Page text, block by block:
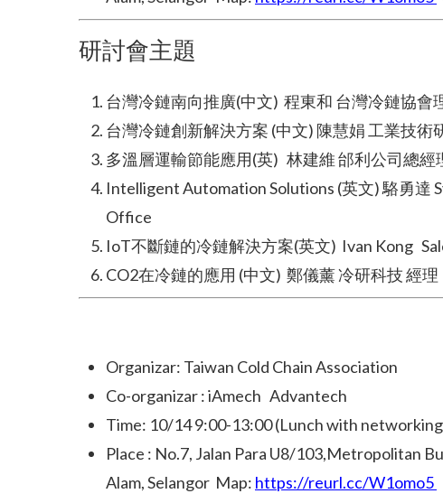
研討會主題
台灣冷鏈南向推廣(中文) 程東和 台灣冷鏈協
台灣冷鏈創新解決方案 (中文) 陳慧娟 工業技
多溫層運輸節能應用(英) 林建維 邰利公司總經
Intelligent Automation Solutions (英文) 駱勇達
Office
IoT不斷鏈的冷鏈解決方案(英文) Ivan Kong
CO2在冷鏈的應用 (中文) 鄭儀薰 冷研科技 經理
Organizar: Taiwan Cold Chain Association
Co-organizar : iAmech Advantech
Time: 10/14 9:00-13:00 (Lunch with
Place : No.7, Jalan Para U8/103,Metropolitan
Alam, Selangor Map: https://reurl.cc/W1omo5